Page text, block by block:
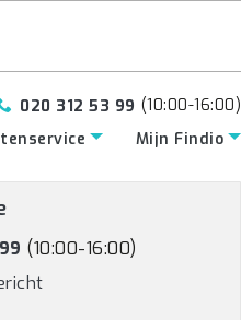
020 312 53 99 (10:00-16:00)
Mijn Findio
(10:00-16:00)